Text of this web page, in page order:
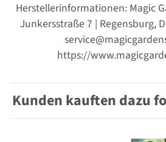
Herstellerinformationen: Magic
Junkersstraße 7 | Regensburg,
https://
Kunden kauften dazu